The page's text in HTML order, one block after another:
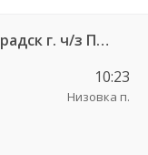
141А Калининград АВ — Зеленоградск г. ч/з Петрово п.
10:23
Низовка п.